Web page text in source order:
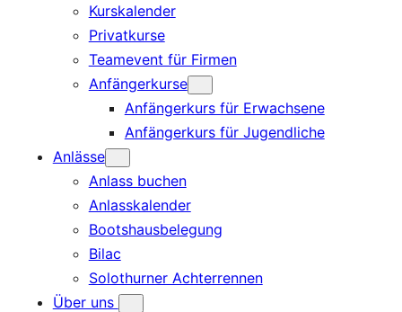
Kurskalender
Privatkurse
Teamevent für Firmen
Anfängerkurse
Anfängerkurs für Erwachsene
Anfängerkurs für Jugendliche
Anlässe
Anlass buchen
Anlasskalender
Bootshausbelegung
Bilac
Solothurner Achterrennen
Über uns